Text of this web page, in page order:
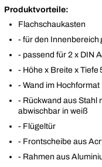
Produktvorteile:
Flachschaukasten
- für den Innenbereich
- passend für 2 x DIN
- Höhe x Breite x Tiefe
- Wand im Hochformat
- Rückwand aus Stahl
abwischbar in weiß
- Flügeltür
- Frontscheibe aus
- Rahmen aus